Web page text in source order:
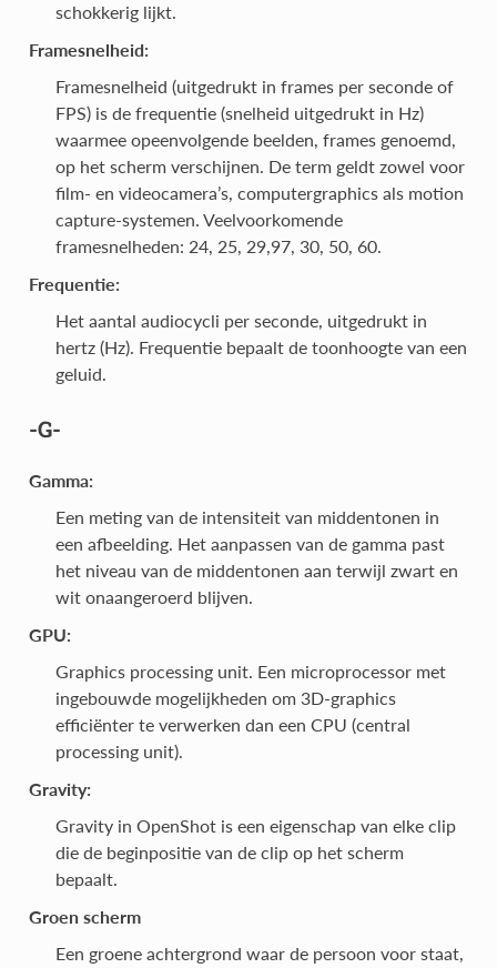
schokkerig lijkt.
Framesnelheid:
Framesnelheid (uitgedrukt in frames per seconde of
FPS) is de frequentie (snelheid uitgedrukt in Hz)
waarmee opeenvolgende beelden, frames genoemd,
op het scherm verschijnen. De term geldt zowel voor
film- en videocamera’s, computergraphics als motion
capture-systemen. Veelvoorkomende
framesnelheden: 24, 25, 29,97, 30, 50, 60.
Frequentie:
Het aantal audiocycli per seconde, uitgedrukt in
hertz (Hz). Frequentie bepaalt de toonhoogte van een
geluid.
-G-
Gamma:
Een meting van de intensiteit van middentonen in
een afbeelding. Het aanpassen van de gamma past
het niveau van de middentonen aan terwijl zwart en
wit onaangeroerd blijven.
GPU:
Graphics processing unit. Een microprocessor met
ingebouwde mogelijkheden om 3D-graphics
efficiënter te verwerken dan een CPU (central
processing unit).
Gravity:
Gravity in OpenShot is een eigenschap van elke clip
die de beginpositie van de clip op het scherm
bepaalt.
Groen scherm
Een groene achtergrond waar de persoon voor staat,